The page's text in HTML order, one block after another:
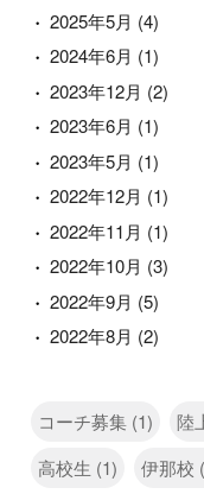
2025年5月 (4)
2024年6月 (1)
2023年12月 (2)
2023年6月 (1)
2023年5月 (1)
2022年12月 (1)
2022年11月 (1)
2022年10月 (3)
2022年9月 (5)
2022年8月 (2)
コーチ募集 (1) 陸
高校生 (1)
伊那校